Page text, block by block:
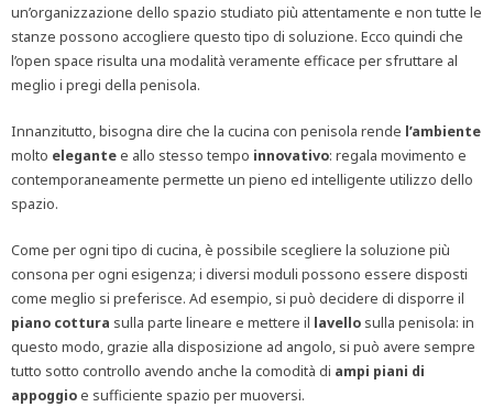
un’organizzazione dello spazio studiato più attentamente e non tutte le
stanze possono accogliere questo tipo di soluzione. Ecco quindi che
l’open space risulta una modalità veramente efficace per sfruttare al
meglio i pregi della penisola.
Innanzitutto, bisogna dire che la cucina con penisola rende l’ambiente
molto elegantee allo stesso tempo innovativo: regala movimento e
contemporaneamente permette un pieno ed intelligente utilizzo dello
spazio.
Come per ogni tipo di cucina, è possibile scegliere la soluzione più
consona per ogni esigenza; i diversi moduli possono essere disposti
come meglio si preferisce. Ad esempio, si può decidere di disporre il
piano cottura sulla parte lineare e mettere il lavello sulla penisola: in
questo modo, grazie alla disposizione ad angolo, si può avere sempre
tutto sotto controllo avendo anche la comodità di ampi piani di
appoggioe sufficiente spazio per muoversi.